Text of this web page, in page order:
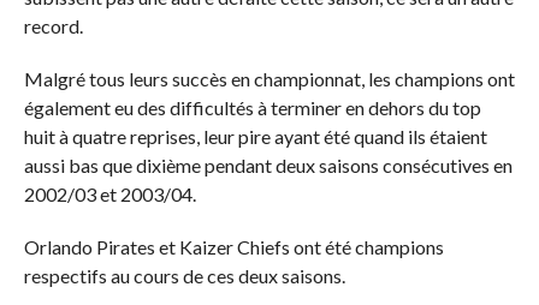
record.
Malgré tous leurs succès en championnat, les champions ont
également eu des difficultés à terminer en dehors du top
huit à quatre reprises, leur pire ayant été quand ils étaient
aussi bas que dixième pendant deux saisons consécutives en
2002/03 et 2003/04.
Orlando Pirates et Kaizer Chiefs ont été champions
respectifs au cours de ces deux saisons.